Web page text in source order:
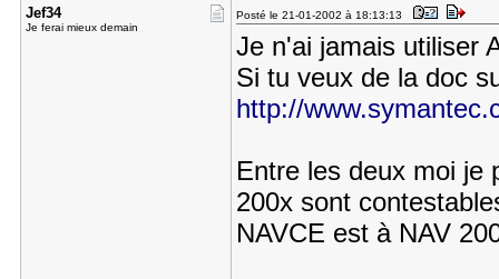
Jef34
Je ferai mieux demain
Posté le 21-01-2002 à 18:13:13
Je n'ai jamais utiliser
Si tu veux de la doc
http://
Entre les deux moi je
200x sont
NAVCE est à NAV